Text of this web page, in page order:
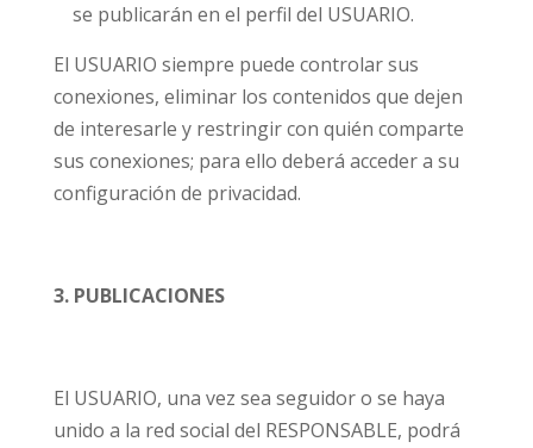
se publicarán en el perfil del USUARIO.
El USUARIO siempre puede controlar sus
conexiones, eliminar los contenidos que dejen
de interesarle y restringir con quién comparte
sus conexiones; para ello deberá acceder a su
configuración de privacidad.
3. PUBLICACIONES
El USUARIO, una vez sea seguidor o se haya
unido a la red social del RESPONSABLE, podrá